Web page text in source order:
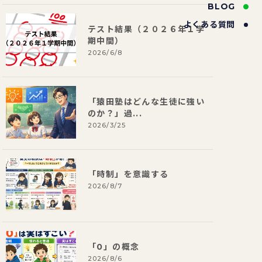
BLOG
よくある質問
テスト結果（２０２６年１学
期中間）
2026/6/8
「猿田塾はどんな生徒に強い
のか？」過...
2026/3/25
「時制」を意識する
2026/8/7
「0」の概念
2026/8/6